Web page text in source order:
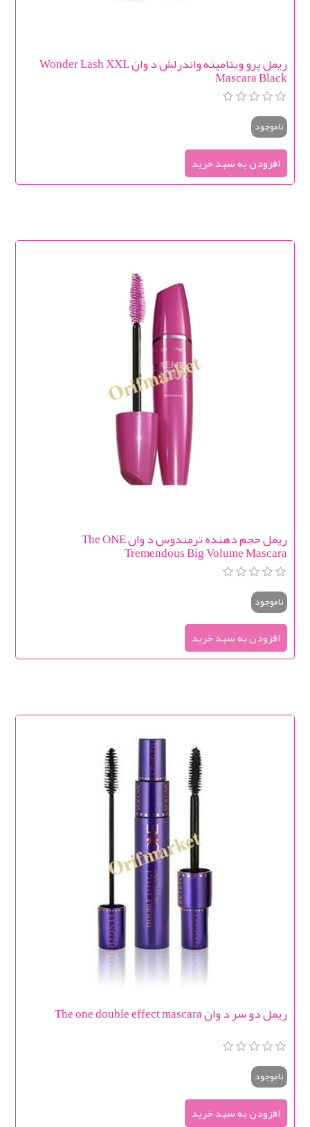
ریمل پرو ویتامینه واندرلش د وان Wonder Lash XXL
Mascara Black
ناموجود
ریمل حجم دهنده ترمندوس د وان The ONE
Tremendous Big Volume Mascara
ناموجود
ریمل دو سر د وان The one double effect mascara
ناموجود